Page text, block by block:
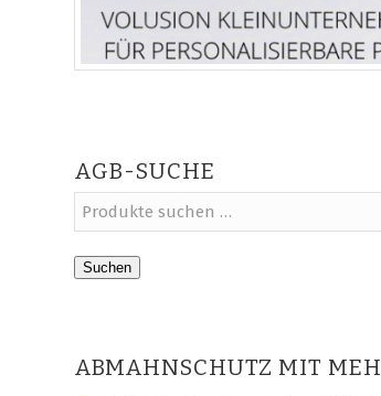
AGB-SUCHE
Suchen
ABMAHNSCHUTZ MIT